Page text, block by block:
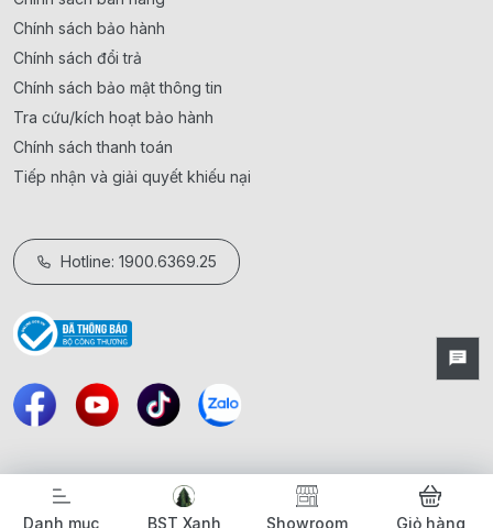
Chính sách bảo hành
Chính sách đổi trả
Chính sách bảo mật thông tin
Tra cứu/kích hoạt bảo hành
Chính sách thanh toán
Tiếp nhận và giải quyết khiếu nại
Hotline: 1900.6369.25
Danh mục BST Xanh Showroom Giỏ hàng